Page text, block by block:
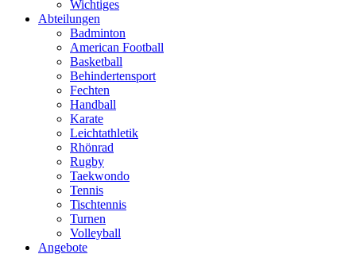
Wichtiges
Abteilungen
Badminton
American Football
Basketball
Behindertensport
Fechten
Handball
Karate
Leichtathletik
Rhönrad
Rugby
Taekwondo
Tennis
Tischtennis
Turnen
Volleyball
Angebote